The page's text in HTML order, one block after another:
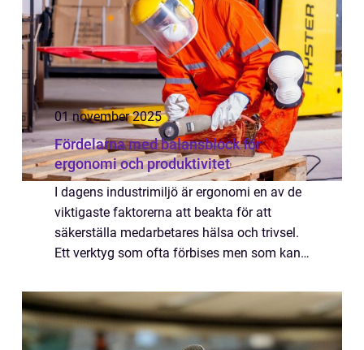
01 november 2025
Fördelarna med balansblock för
ergonomi och produktivitet
I dagens industrimiljö är ergonomi en av de
viktigaste faktorerna att beakta för att
säkerställa medarbetares hälsa och trivsel.
Ett verktyg som ofta förbises men som kan